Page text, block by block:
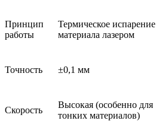
Принцип
работы
Термическое испарение
материала лазером
Точность ±0,1 мм
Скорость
Высокая (особенно для
тонких материалов)